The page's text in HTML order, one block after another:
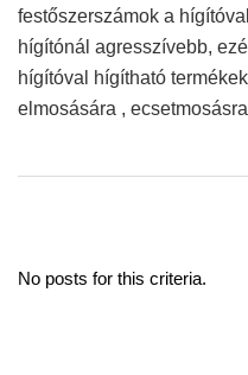
festőszerszámok a
hígítónál agresszívebb,
hígítóval hígítható
elmosására ,
No posts for this criteria.